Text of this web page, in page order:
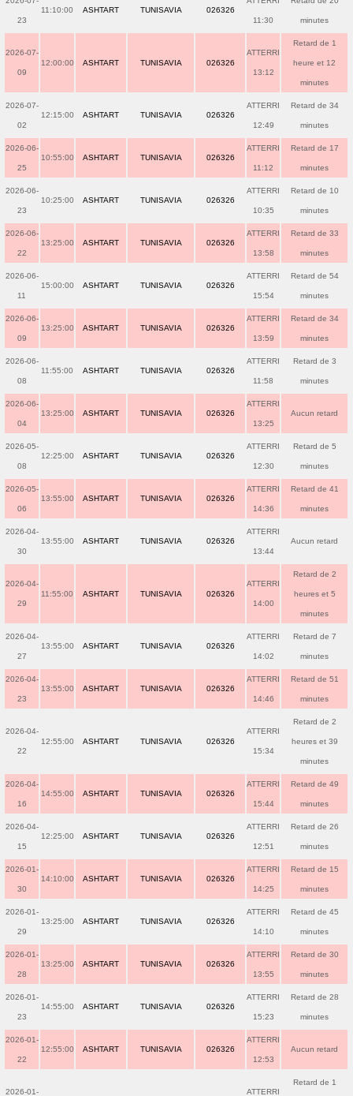
23
11:10:00 ASHTART TUNISAVIA 026326
11:30 minutes
2026-07-
09
12:00:00 ASHTART TUNISAVIA 026326
ATTERRI
13:12
Retard de 1
heure et 12
minutes
2026-07-
02
12:15:00 ASHTART TUNISAVIA 026326
ATTERRI
12:49
Retard de 34
minutes
2026-06-
25
10:55:00 ASHTART TUNISAVIA 026326
ATTERRI
11:12
Retard de 17
minutes
2026-06-
23
10:25:00 ASHTART TUNISAVIA 026326
ATTERRI
10:35
Retard de 10
minutes
2026-06-
22
13:25:00 ASHTART TUNISAVIA 026326
ATTERRI
13:58
Retard de 33
minutes
2026-06-
11
15:00:00 ASHTART TUNISAVIA 026326
ATTERRI
15:54
Retard de 54
minutes
2026-06-
09
13:25:00 ASHTART TUNISAVIA 026326
ATTERRI
13:59
Retard de 34
minutes
2026-06-
08
11:55:00 ASHTART TUNISAVIA 026326
ATTERRI
11:58
Retard de 3
minutes
2026-06-
04
13:25:00 ASHTART TUNISAVIA 026326
ATTERRI
13:25
Aucun retard
2026-05-
08
12:25:00 ASHTART TUNISAVIA 026326
ATTERRI
12:30
Retard de 5
minutes
2026-05-
06
13:55:00 ASHTART TUNISAVIA 026326
ATTERRI
14:36
Retard de 41
minutes
2026-04-
30
13:55:00 ASHTART TUNISAVIA 026326
ATTERRI
13:44
Aucun retard
2026-04-
29
11:55:00 ASHTART TUNISAVIA 026326
ATTERRI
14:00
Retard de 2
heures et 5
minutes
2026-04-
27
13:55:00 ASHTART TUNISAVIA 026326
ATTERRI
14:02
Retard de 7
minutes
2026-04-
23
13:55:00 ASHTART TUNISAVIA 026326
ATTERRI
14:46
Retard de 51
minutes
2026-04-
22
12:55:00 ASHTART TUNISAVIA 026326
ATTERRI
15:34
Retard de 2
heures et 39
minutes
2026-04-
16
14:55:00 ASHTART TUNISAVIA 026326
ATTERRI
15:44
Retard de 49
minutes
2026-04-
15
12:25:00 ASHTART TUNISAVIA 026326
ATTERRI
12:51
Retard de 26
minutes
2026-01-
30
14:10:00 ASHTART TUNISAVIA 026326
ATTERRI
14:25
Retard de 15
minutes
2026-01-
29
13:25:00 ASHTART TUNISAVIA 026326
ATTERRI
14:10
Retard de 45
minutes
2026-01-
28
13:25:00 ASHTART TUNISAVIA 026326
ATTERRI
13:55
Retard de 30
minutes
2026-01-
23
14:55:00 ASHTART TUNISAVIA 026326
ATTERRI
15:23
Retard de 28
minutes
2026-01-
22
12:55:00 ASHTART TUNISAVIA 026326
ATTERRI
12:53
Aucun retard
2026-01- ATTERRI
Retard de 1